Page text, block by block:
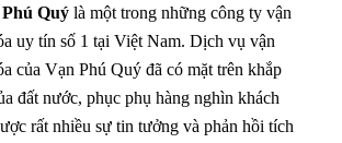
Quý là một trong những công ty vận
uy tín số 1 tại Việt Nam. Dịch vụ vận
của Vạn Phú Quý đã có mặt trên khắp
đất nước, phục phụ hàng nghìn khách
rất nhiều sự tin tưởng và phản hồi tích